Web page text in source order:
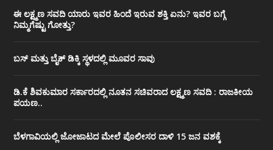
ಈ ಲಕ್ಷ್ಮಣ ಸವದಿ ಯಾರು ಇವರ ಹಿಂದೆ ಇರುವ ಶಕ್ತಿ ಏನು? ಇವರ ಬಗ್ಗೆ
ನಿಮ್ಮಗೆಷ್ಟು ಗೋತ್ತು?
ಬಸ್ ಮತ್ತು ಬೈಕ್ ಡಿಕ್ಕಿ ಸ್ಥಳದಲ್ಲಿ ಮೂವರ ಸಾವು
ಡಿ.ಕೆ ಶಿವಕುಮಾರ ಸರ್ಕಾರದಲ್ಲಿ ನೂತನ ಸಚಿವರಾದ ಲಕ್ಷ್ಮಣ ಸವದಿ : ರಾಜಕೀಯ
ಪಯಣ..
ಬೆಳಗಾವಿಯಲ್ಲಿ ಜೋಜಾಟದ ಮೇಲೆ ಪೊಲೀಸರ ದಾಳಿ 15 ಜನ ವಶಕ್ಕೆ